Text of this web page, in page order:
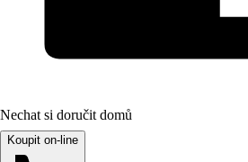
Nechat si doručit domů
Koupit on-line